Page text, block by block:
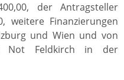
der Antragsteller
weitere Finanzierungen
und Wien und von
Not Feldkirch in der